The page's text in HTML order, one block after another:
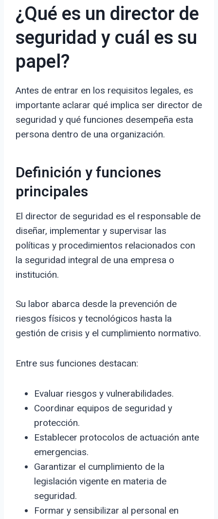
¿Qué es un director de
seguridad y cuál es su
papel?
Antes de entrar en los requisitos legales, es
importante aclarar qué implica ser director de
seguridad y qué funciones desempeña esta
persona dentro de una organización.
Definición y funciones
principales
El director de seguridad es el responsable de
diseñar, implementar y supervisar las
políticas y procedimientos relacionados con
la seguridad integral de una empresa o
institución.
Su labor abarca desde la prevención de
riesgos físicos y tecnológicos hasta la
gestión de crisis y el cumplimiento normativo.
Entre sus funciones destacan:
Evaluar riesgos y vulnerabilidades.
Coordinar equipos de seguridad y
protección.
Establecer protocolos de actuación ante
emergencias.
Garantizar el cumplimiento de la
legislación vigente en materia de
seguridad.
Formar y sensibilizar al personal en